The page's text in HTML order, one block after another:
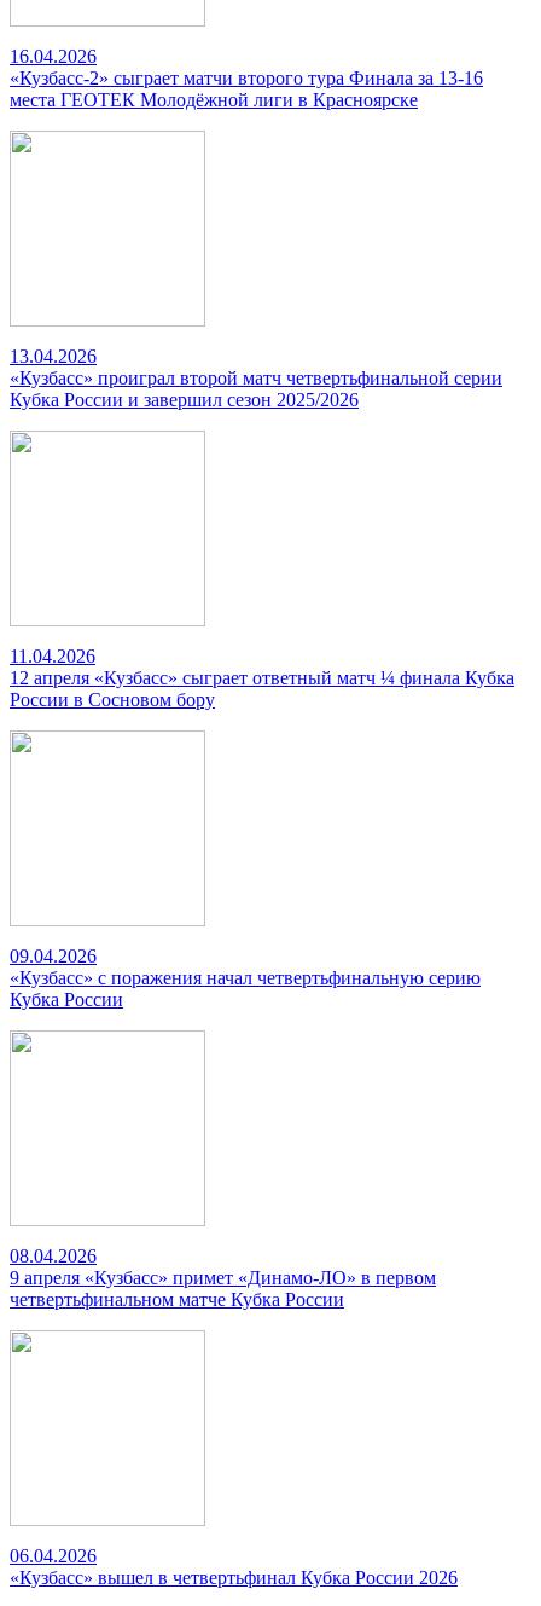
16.04.2026
«Кузбасс-2» сыграет матчи второго тура Финала за 13-16
места ГЕОТЕК Молодёжной лиги в Красноярске
13.04.2026
«Кузбасс» проиграл второй матч четвертьфинальной серии
Кубка России и завершил сезон 2025/2026
11.04.2026
12 апреля «Кузбасс» сыграет ответный матч ¼ финала Кубка
России в Сосновом бору
09.04.2026
«Кузбасс» с поражения начал четвертьфинальную серию
Кубка России
08.04.2026
9 апреля «Кузбасс» примет «Динамо-ЛО» в первом
четвертьфинальном матче Кубка России
06.04.2026
«Кузбасс» вышел в четвертьфинал Кубка России 2026